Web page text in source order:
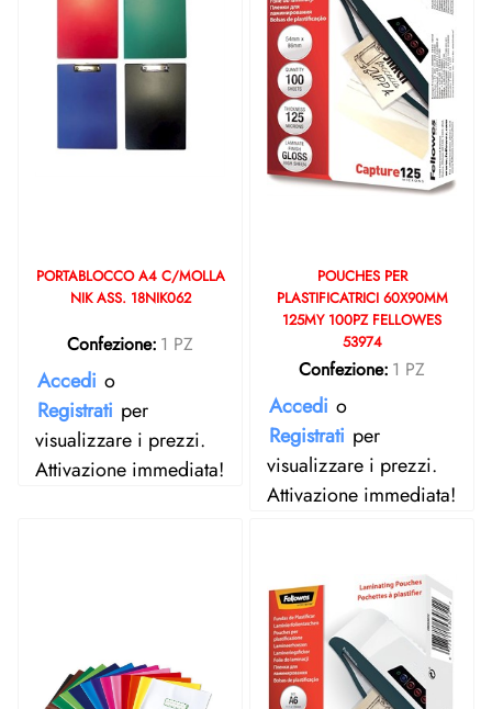
PORTABLOCCO A4 C/MOLLA
NIK ASS. 18NIK062
Confezione: 1 PZ
Accedi o
Registrati per
visualizzare i prezzi.
Attivazione immediata!
POUCHES PER
PLASTIFICATRICI 60X90MM
125MY 100PZ FELLOWES
53974
Confezione: 1 PZ
Accedi o
Registrati per
visualizzare i prezzi.
Attivazione immediata!